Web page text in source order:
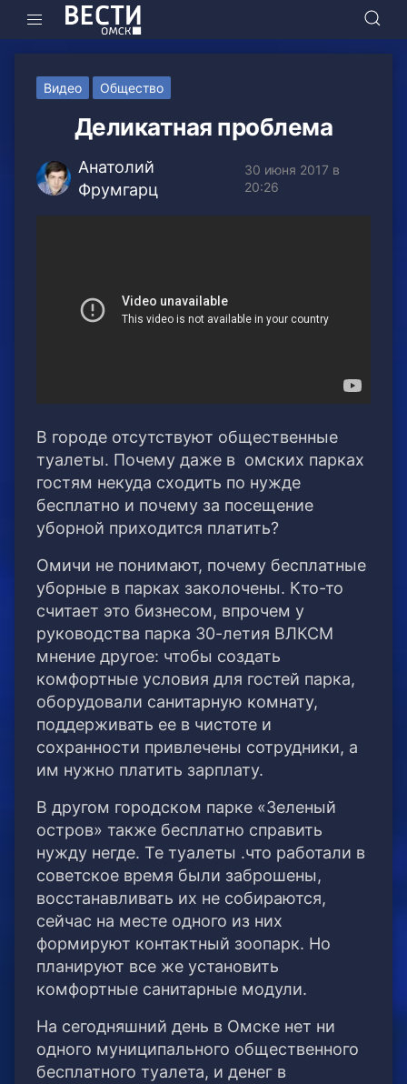
Видео Общество
Деликатная проблема
Анатолий
Фрумгарц
30 июня 2017 в
20:26
В городе отсутствуют общественные
туалеты. Почему даже в омских парках
гостям некуда сходить по нужде
бесплатно и почему за посещение
уборной приходится платить?
Омичи не понимают, почему бесплатные
уборные в парках заколочены. Кто-то
считает это бизнесом, впрочем у
руководства парка 30-летия ВЛКСМ
мнение другое: чтобы создать
комфортные условия для гостей парка,
оборудовали санитарную комнату,
поддерживать ее в чистоте и
сохранности привлечены сотрудники, а
им нужно платить зарплату.
В другом городском парке «Зеленый
остров» также бесплатно справить
нужду негде. Те туалеты .что работали в
советское время были заброшены,
восстанавливать их не собираются,
сейчас на месте одного из них
формируют контактный зоопарк. Но
планируют все же установить
комфортные санитарные модули.
На сегодняшний день в Омске нет ни
одного муниципального общественного
бесплатного туалета, и денег в